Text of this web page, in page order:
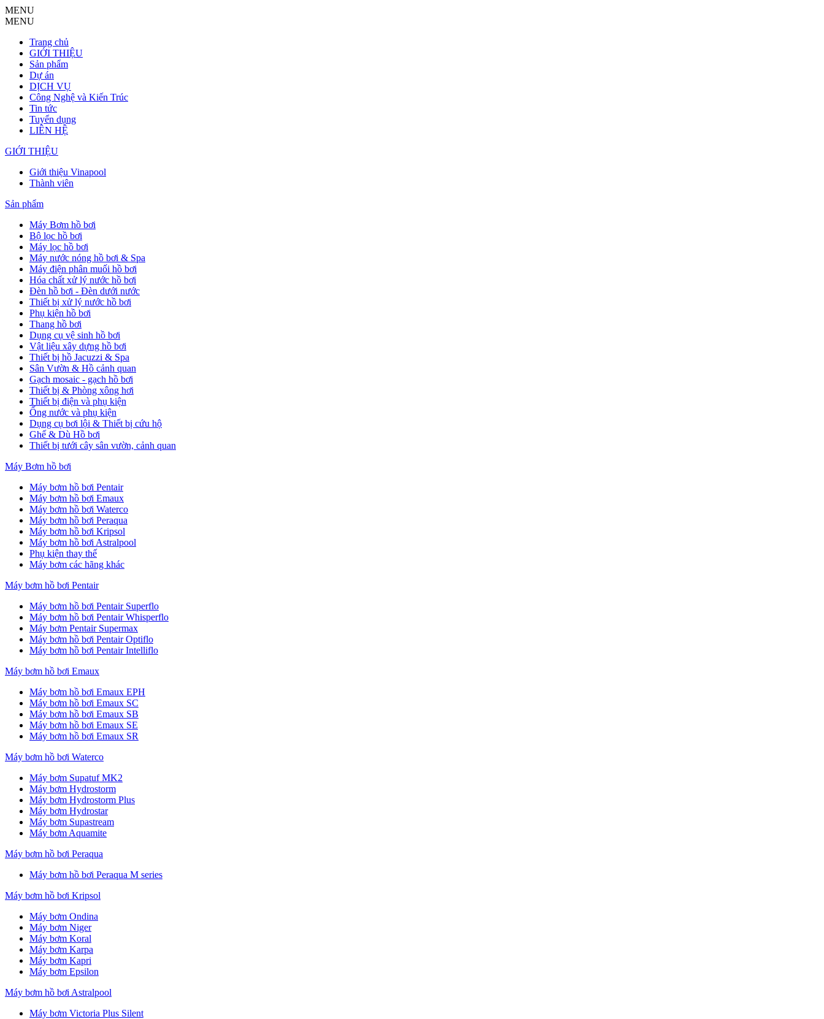
MENU
MENU
Trang chủ
GIỚI THIỆU
Sản phẩm
Dự án
DỊCH VỤ
Công Nghệ và Kiến Trúc
Tin tức
Tuyển dụng
LIÊN HỆ
GIỚI THIỆU
Giới thiệu Vinapool
Thành viên
Sản phẩm
Máy Bơm hồ bơi
Bộ lọc hồ bơi
Máy lọc hồ bơi
Máy nước nóng hồ bơi & Spa
Máy điện phân muối hồ bơi
Hóa chất xử lý nước hồ bơi
Đèn hồ bơi - Đèn dưới nước
Thiết bị xử lý nước hồ bơi
Phụ kiện hồ bơi
Thang hồ bơi
Dụng cụ vệ sinh hồ bơi
Vật liệu xây dựng hồ bơi
Thiết bị hồ Jacuzzi & Spa
Sân Vườn & Hồ cảnh quan
Gạch mosaic - gạch hồ bơi
Thiết bị & Phòng xông hơi
Thiết bị điện và phụ kiện
Ống nước và phụ kiện
Dụng cụ bơi lội & Thiết bị cứu hộ
Ghế & Dù Hồ bơi
Thiết bị tưới cây sân vườn, cảnh quan
Máy Bơm hồ bơi
Máy bơm hồ bơi Pentair
Máy bơm hồ bơi Emaux
Máy bơm hồ bơi Waterco
Máy bơm hồ bơi Peraqua
Máy bơm hồ bơi Kripsol
Máy bơm hồ bơi Astralpool
Phụ kiện thay thế
Máy bơm các hãng khác
Máy bơm hồ bơi Pentair
Máy bơm hồ bơi Pentair Superflo
Máy bơm hồ bơi Pentair Whisperflo
Máy bơm Pentair Supermax
Máy bơm hồ bơi Pentair Optiflo
Máy bơm hồ bơi Pentair Intelliflo
Máy bơm hồ bơi Emaux
Máy bơm hồ bơi Emaux EPH
Máy bơm hồ bơi Emaux SC
Máy bơm hồ bơi Emaux SB
Máy bơm hồ bơi Emaux SE
Máy bơm hồ bơi Emaux SR
Máy bơm hồ bơi Waterco
Máy bơm Supatuf MK2
Máy bơm Hydrostorm
Máy bơm Hydrostorm Plus
Máy bơm Hydrostar
Máy bơm Supastream
Máy bơm Aquamite
Máy bơm hồ bơi Peraqua
Máy bơm hồ bơi Peraqua M series
Máy bơm hồ bơi Kripsol
Máy bơm Ondina
Máy bơm Niger
Máy bơm Koral
Máy bơm Karpa
Máy bơm Kapri
Máy bơm Epsilon
Máy bơm hồ bơi Astralpool
Máy bơm Victoria Plus Silent